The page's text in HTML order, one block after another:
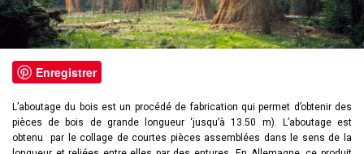
Enregistrer
L’aboutage du bois est un procédé de fabrication qui permet d’obtenir des
pièces de bois de grande longueur ‘jusqu’à 13.50 m). L’aboutage est
obtenu par le collage de courtes pièces assemblées dans le sens de la